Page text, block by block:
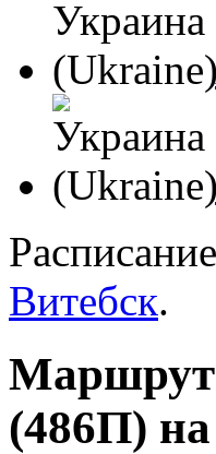
Витебск.
Маршрут
(486П) на